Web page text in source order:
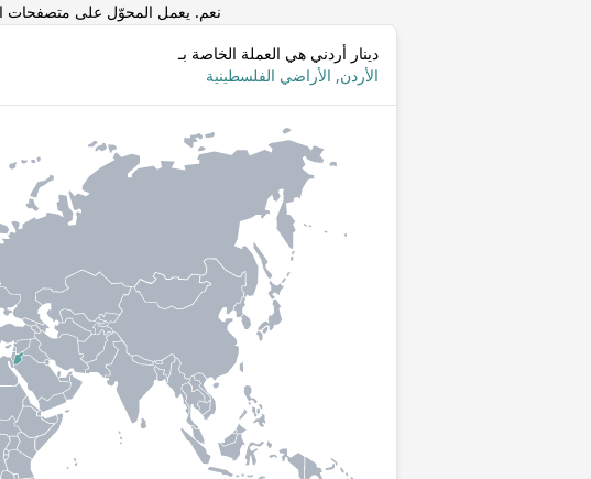
نعم. يعمل المحوّل على متصفحات
دينار أردني هي العملة الخاصة بـ
الأردن, الأراضي الفلسطينية